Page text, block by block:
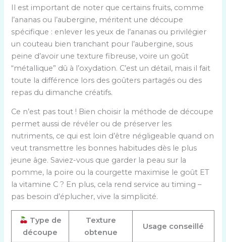
Il est important de noter que certains fruits, comme
l’ananas ou l’aubergine, méritent une découpe
spécifique : enlever les yeux de l’ananas ou privilégier
un couteau bien tranchant pour l’aubergine, sous
peine d’avoir une texture fibreuse, voire un goût
“métallique” dû à l’oxydation. C’est un détail, mais il fait
toute la différence lors des goûters partagés ou des
repas du dimanche créatifs.
Ce n’est pas tout ! Bien choisir la méthode de découpe
permet aussi de révéler ou de préserver les
nutriments, ce qui est loin d’être négligeable quand on
veut transmettre les bonnes habitudes dès le plus
jeune âge. Saviez-vous que garder la peau sur la
pomme, la poire ou la courgette maximise le goût ET
la vitamine C ? En plus, cela rend service au timing –
pas besoin d’éplucher, vive la simplicité.
Type de
découpe
Texture
obtenue
Usage conseillé